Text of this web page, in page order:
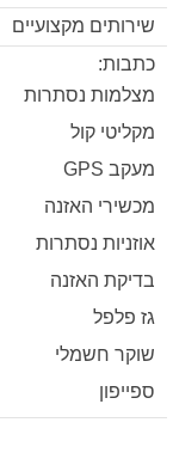
שירותים מקצועיים
כתבות:
מצלמות נסתרות
מקליטי קול
מעקב GPS
מכשירי האזנה
אוזניות נסתרות
בדיקת האזנה
גז פלפל
שוקר חשמלי
ספייפון